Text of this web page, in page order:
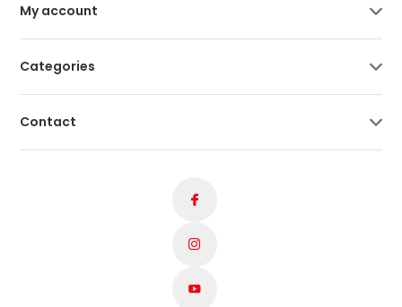
My account
Categories
Contact